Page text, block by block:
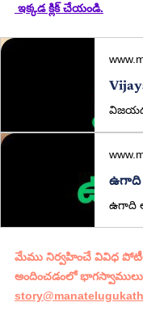
ఇక్కడ క్లిక్ చేయండి.
మేము నిర్వహించే వివిధ
అందించడంలో